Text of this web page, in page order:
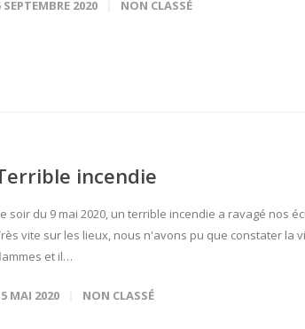
SEPTEMBRE 2020 NON CLASSÉ
incendie
soir du 9 mai 2020, un terrible incendie a ravagé nos
vite sur les lieux, nous n'avons pu que constater la
et il…
MAI 2020 NON CLASSÉ